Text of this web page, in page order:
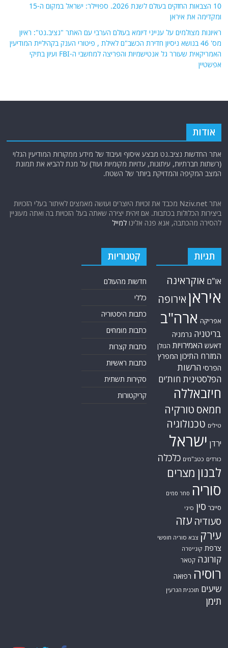
10 הצבאות החזקים בעולם לשנת 2026. ספויילר: ישראל במקום ה-15
ומקדימה את איראן
ראיונות מצולמים על ענייני דיומא בעולם הערבי עם האתר "נציב.נט": ראיון
מס' 46 בנושא ניסיון חדירת הכשב"ם לאילת , פיטורי הענק בקהיליית המודיעין
האמריקאית שעורר גל אנטישמיות והפריצה למחשבי ה-FBI ועיון בתיקי
אפשטיין
אודות
אתר החדשות נציב.נט מבצע איסוף ועיבוד של מידע ממקורות המודיעין הגלוי
(רשתות חברתיות, עיתונות, עדויות מקומיות ועוד) על מנת להביא את תמונת
המצב המקיפה והמדויקת ביותר של השטח.
אתר Nziv.net מכבד את זכויות היוצרים ועושה מאמצים לאיתור בעלי הזכויות
ביצירות הכלולות בכתבות. אם זיהית יצירה שאתה בעל הזכויות בה ואתה מעוניין
להסירה מהכתבה, אנא פנה אלינולמייל
תגיות
או"ם אוקראינה
איראן אירופה
אפריקה ארה"ב
בריטניה גרמניה
דאעש האמירויות הגולן
המזרח התיכון המפרץ
הפרסי הרשות
הפלסטינית חות'ים
חיזבאללה
חמאס טורקיה
טילים טכנולוגיה
ירדן ישראל
כורדים כטב"מים כלכלה
לבנון מצרים
סוריה סחר סמים
סייבר סין סיני
סעודיה עזה
עירק צבא סוריה חופשי
צרפת קונייטרה
קורונה קטאר
רוסיה רפואה
שיעים תוכנית הגרעין
תימן
קטגוריות
חדשות מהעולם
כללי
כתבות היסטוריה
כתבות מומחים
כתבות קצרות
כתבות ראשיות
סקירות תשתית
קריקטורות